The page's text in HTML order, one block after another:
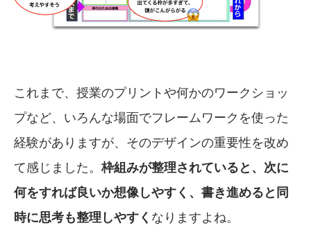
これまで、授業のプリントや何かのワークショッ
プなど、いろんな場面でフレームワークを使った
経験がありますが、そのデザインの重要性を改め
て感じました。枠組みが整理されていると、次に
何をすれば良いか想像しやすく、書き進めると同
時に思考も整理しやすく なりますよね。